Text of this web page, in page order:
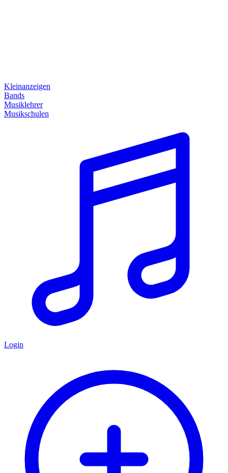
Kleinanzeigen
Bands
Musiklehrer
Musikschulen
Login